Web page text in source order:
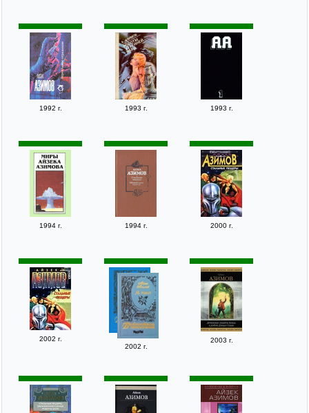
1992 г. 1993 г. 1993 г.
1994 г. 1994 г. 2000 г.
2002 г.
2002 г.
2003 г.